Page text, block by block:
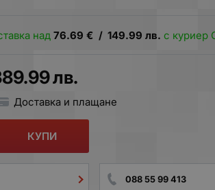
над76.69 € / 149.99 лв. с куриер
лв.
Доставка и плащане
КУПИ
088 55 99 413